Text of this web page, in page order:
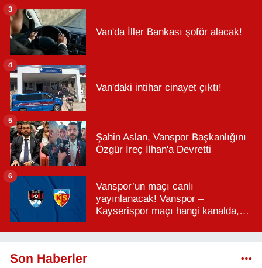
Van'da İller Bankası şoför alacak!
3
Van'daki intihar cinayet çıktı!
4
Şahin Aslan, Vanspor Başkanlığını
Özgür İreç İlhan'a Devretti
5
Vanspor’un maçı canlı
yayınlanacak! Vanspor –
Kayserispor maçı hangi kanalda,
6
Son Haberler